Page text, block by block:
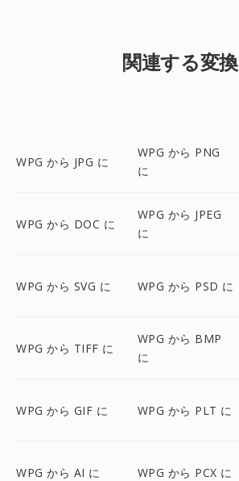
関連する変換
WPG から JPG に
WPG から PNG
に
WPG から DOC に
WPG から JPEG
に
WPG から SVG に WPG から PSD に
WPG から TIFF に
WPG から BMP
に
WPG から GIF に WPG から PLT に
WPG から AI に WPG から PCX に